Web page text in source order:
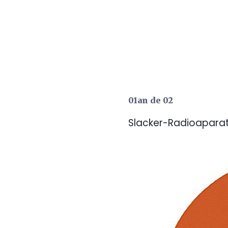
01an de 02
Slacker-